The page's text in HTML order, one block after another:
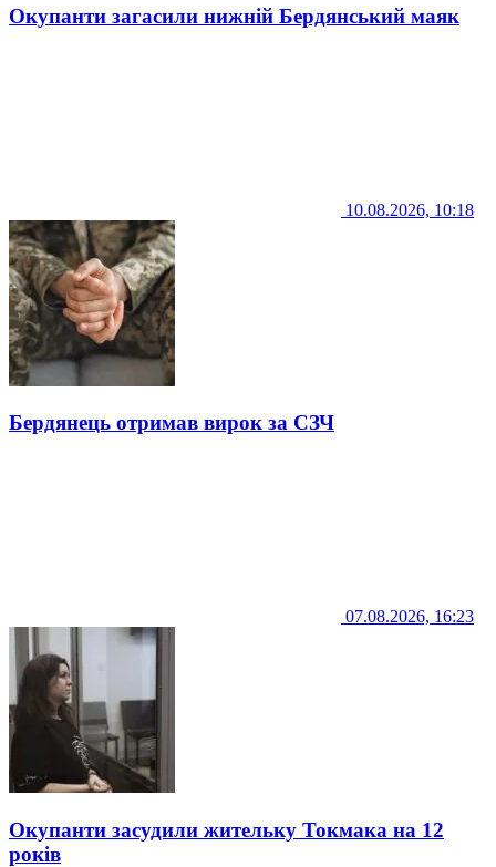
Окупанти загасили нижній Бердянський маяк
10.08.2026, 10:18
Бердянець отримав вирок за СЗЧ
07.08.2026, 16:23
Окупанти засудили жительку Токмака на 12
років